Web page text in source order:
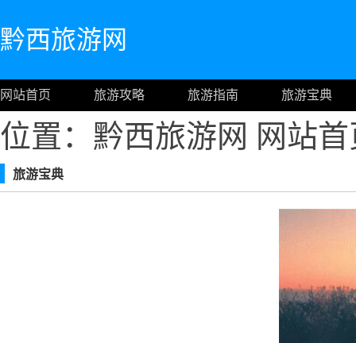
黔西旅游网
网站首页 旅游攻略 旅游指南 旅游宝典
位置：黔西旅游网 网站
旅游宝典